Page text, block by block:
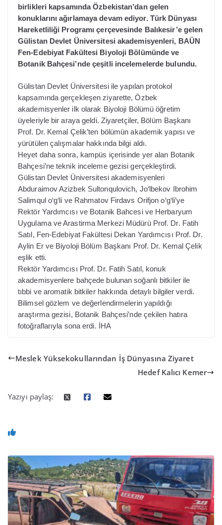
birlikleri kapsamında Özbekistan’dan gelen
konuklarını ağırlamaya devam ediyor. Türk Dünyası
Hareketliliği Programı çerçevesinde Balıkesir’e gelen
Gülistan Devlet Üniversitesi akademisyenleri, BAÜN
Fen-Edebiyat Fakültesi Biyoloji Bölümünde ve
Botanik Bahçesi’nde çeşitli incelemelerde bulundu.
Gülistan Devlet Üniversitesi ile yapılan protokol
kapsamında gerçekleşen ziyarette, Özbek
akademisyenler ilk olarak Biyoloji Bölümü öğretim
üyeleriyle bir araya geldi. Ziyaretçiler, Bölüm Başkanı
Prof. Dr. Kemal Çelik’ten bölümün akademik yapısı ve
yürütülen çalışmalar hakkında bilgi aldı.
Heyet daha sonra, kampüs içerisinde yer alan Botanik
Bahçesi’ne teknik inceleme gezisi gerçekleştirdi.
Gülistan Devlet Üniversitesi akademisyenleri
Abduraimov Azizbek Sultonqulovich, Jo‘lbekov Ibrohim
Salimqul o‘g‘li ve Rahmatov Firdavs Orifjon o‘g‘li’ye
Rektör Yardımcısı ve Botanik Bahcesi ve Herbaryum
Uygulama ve Arastirma Merkezi Müdürü Prof. Dr. Fatih
Satıl, Fen-Edebiyat Fakültesi Dekan Yardımcısı Prof. Dr.
Aylin Er ve Biyoloji Bölüm Başkanı Prof. Dr. Kemal Çelik
eşlik etti.
Rektör Yardımcısı Prof. Dr. Fatih Satıl, konuk
akademisyenlere bahçede bulunan soğanlı bitkiler ile
tıbbi ve aromatik bitkiler hakkında detaylı bilgiler verdi.
Bilimsel gözlem ve değerlendirmelerin yapıldığı
araştırma gezisi, Botanik Bahçesi’nde çekilen hatıra
fotoğraflarıyla sona erdi. İHA
Meslek Yüksekokullarından İş Dünyasına Ziyaret
Hedef Kalıcı Kemer
Yazıyı paylaş: